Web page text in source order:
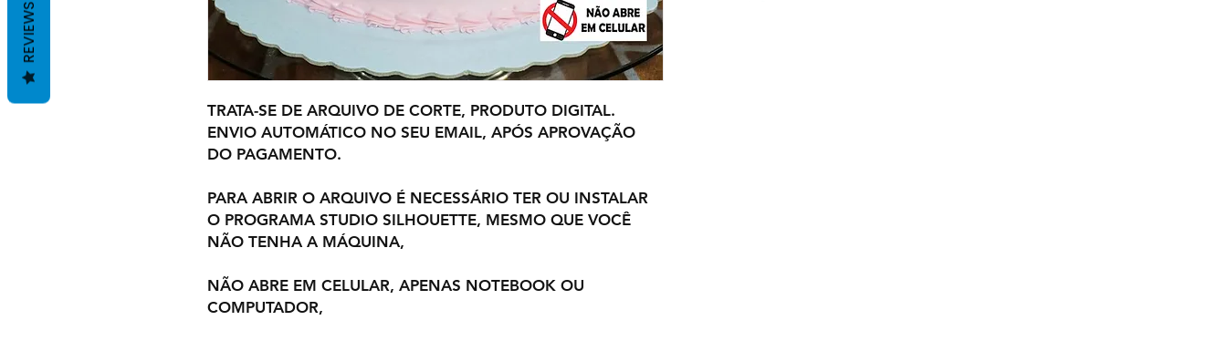
TRATA-SE DE ARQUIVO DE CORTE, PRODUTO DIGITAL.
ENVIO AUTOMÁTICO NO SEU EMAIL, APÓS APROVAÇÃO
DO PAGAMENTO.
PARA ABRIR O ARQUIVO É NECESSÁRIO TER OU INSTALAR
O PROGRAMA STUDIO SILHOUETTE, MESMO QUE VOCÊ
NÃO TENHA A MÁQUINA,
NÃO ABRE EM CELULAR, APENAS NOTEBOOK OU
COMPUTADOR,
REVIEWS